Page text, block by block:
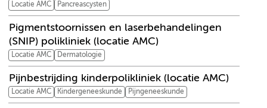
Locatie AMC Pancreascysten
Pigmentstoornissen en laserbehandelingen
(SNIP) polikliniek (locatie AMC)
Locatie AMC Dermatologie
Pijnbestrijding kinderpolikliniek (locatie AMC)
Locatie AMC Kindergeneeskunde Pijngeneeskunde